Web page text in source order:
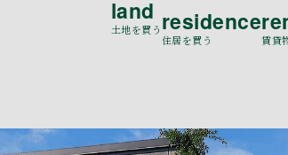
land
土地を買う residence
住居を買う 賃貸